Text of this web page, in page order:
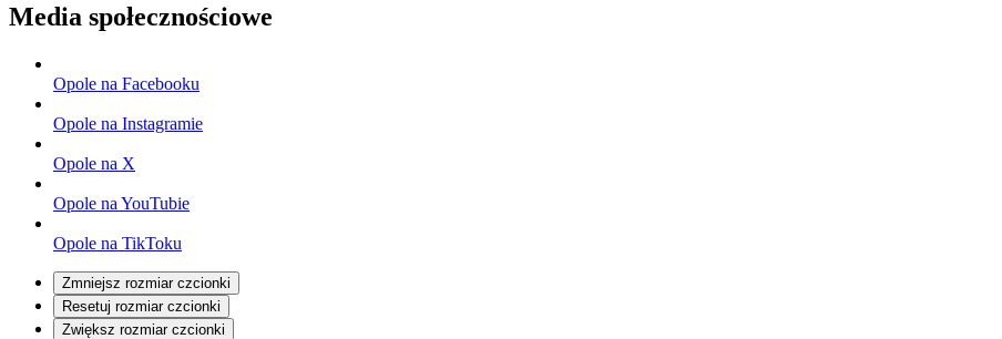
Media społecznościowe
Opole na Facebooku
Opole na Instagramie
Opole na X
Opole na YouTubie
Opole na TikToku
Zmniejsz rozmiar czcionki
Resetuj rozmiar czcionki
Zwiększ rozmiar czcionki